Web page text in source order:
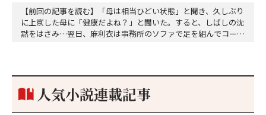
【前回の記事を読む】「母は相当ひどい状態」と聞き、久しぶり
に上京した母に「健康だよね？」と聞いた。すると、しばしの沈
黙をはさみ…翌日、麻利衣は事務所のソファで足を組んでコーヒ
個のサイコロが握られていた。「やはり私はあなたの超…
人気小説連載記事